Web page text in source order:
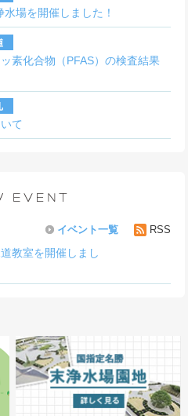
場を開催しました！
素化合物（PFAS）の検査結果
て
イベント一覧 RSS
教室を開催しまし